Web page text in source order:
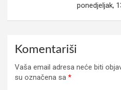
ponedjeljak,
Komentariši
Vaša email adresa neće biti
su označena sa *